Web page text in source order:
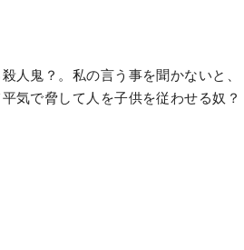
人鬼？。私の言う事を聞かないと、
気で脅して人を子供を従わせる奴？